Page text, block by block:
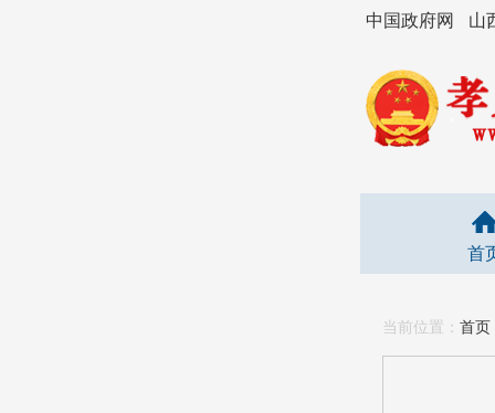
中国政府网 山
首
当前位置： 首页